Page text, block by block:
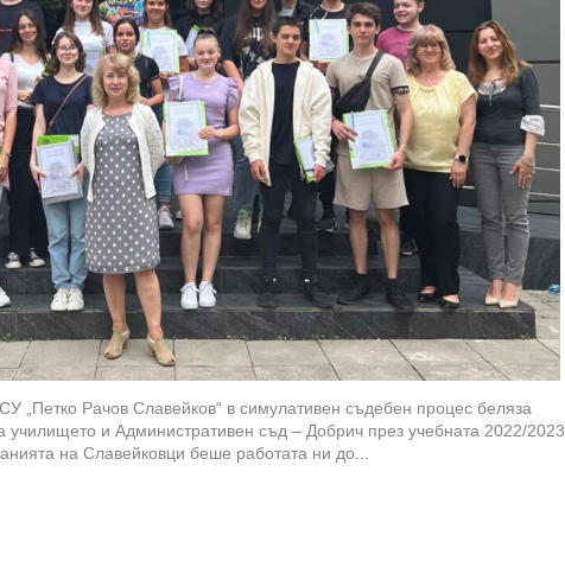
„Петко Рачов Славейков“ в симулативен съдебен процес беляза
училището и Административен съд – Добрич през учебната 2022/2023
на Славейковци беше работата ни до...